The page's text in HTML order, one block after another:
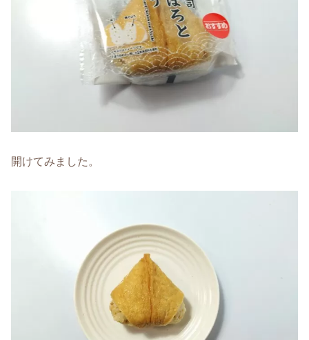
開けてみました。